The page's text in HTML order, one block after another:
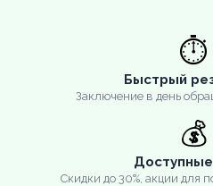
⏱️
Быстрый
Заключение в день
💰
Скидки до 30%, акции для